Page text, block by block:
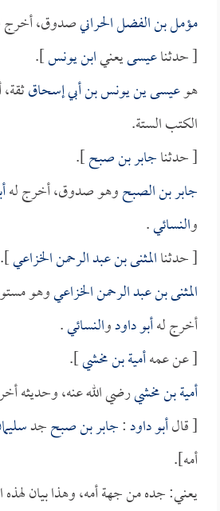
مؤمل بن الفضل الحرانيصدوق، أخرج
[ حدثناعيسىيعنيابن يونس].
هوعيسى ين يونس بن أبي إسحاق
الكتب الستة.
[ حدثناجابر بن صبح].
جابر بن الصبحوهو صدوق، أخرج له
والنسائي.
[ حدثناالمثنى بن عبد الرحمن الخزاعي].
المثنى بن عبد الرحمن الخزاعيوهو
أخرج لهأبو داودوالنسائي.
[ عن عمهأمية بن مخشي].
أمية بن مخشيرضي الله عنه، وحديثه
[ قالأبو داود:جابر بن صبحجد
أمه].
يعني: جده من جهة أمه، وهذا بيان لهذه